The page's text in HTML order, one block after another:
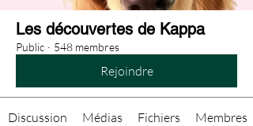
Les découvertes de Kappa
Public · 548 membres
Rejoindre
Discussion Médias Fichiers Membres